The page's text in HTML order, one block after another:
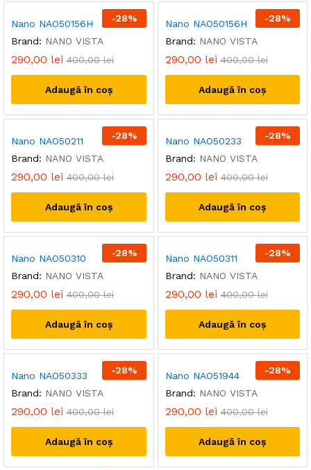
-28%
Nano NAO50156H
Brand: NANO VISTA
290,00 lei 400,00lei
Adaugă în coș
-28%
Nano NAO50156H
Brand: NANO VISTA
290,00 lei 400,00lei
Adaugă în coș
-28%
Nano NAO50211
Brand: NANO VISTA
290,00 lei 400,00lei
Adaugă în coș
-28%
Nano NAO50233
Brand: NANO VISTA
290,00 lei 400,00lei
Adaugă în coș
-28%
Nano NAO50310
Brand: NANO VISTA
290,00 lei 400,00lei
Adaugă în coș
-28%
Nano NAO50311
Brand: NANO VISTA
290,00 lei 400,00lei
Adaugă în coș
-28%
Nano NAO50333
Brand: NANO VISTA
290,00 lei 400,00lei
Adaugă în coș
-28%
Nano NAO51944
Brand: NANO VISTA
290,00 lei 400,00lei
Adaugă în coș